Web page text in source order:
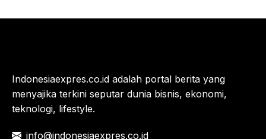
Indonesiaexpres.co.id adalah portal berita yang
menyajika terkini seputar dunia bisnis, ekonomi,
teknologi, lifestyle.
info@indonesiaexpres.co.id